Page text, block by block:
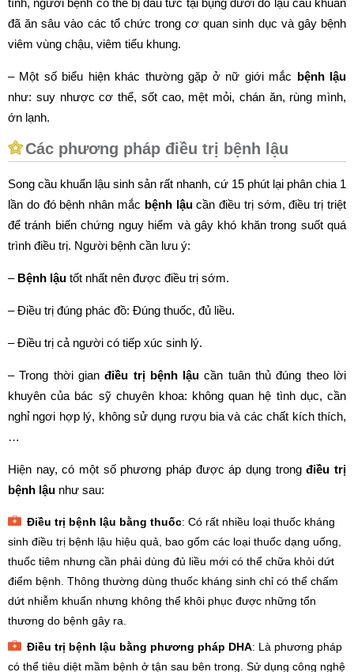
tính, người bệnh có thể bị đau tức tại bụng dưới do lậu cầu khuẩn
đã ăn sâu vào các tổ chức trong cơ quan sinh dục và gây bệnh
viêm vùng chậu, viêm tiểu khung.
– Một số biểu hiện khác thường gặp ở nữ giới mắc bệnh lậu
như: suy nhược cơ thể, sốt cao, mệt mỏi, chán ăn, rùng mình,
ớn lạnh.
Các phương pháp điều trị bệnh lậu
Song cầu khuẩn lậu sinh sản rất nhanh, cứ 15 phút lại phân chia 1
lần do đó bệnh nhân mắc bệnh lậucần điều trị sớm, điều trị triệt
để tránh biến chứng nguy hiểm và gây khó khăn trong suốt quá
trình điều trị. Người bệnh cần lưu ý:
– Bệnh lậu tốt nhất nên được điều trị sớm.
– Điều trị đúng phác đồ: Đúng thuốc, đủ liều.
– Điều trị cả người có tiếp xúc sinh lý.
– Trong thời gianđiều trị bệnh lậu cần tuân thủ đúng theo lời
khuyên của bác sỹ chuyên khoa: không quan hệ tình dục, cần
nghỉ ngơi hợp lý, không sử dụng rượu bia và các chất kích thích,
…
Hiện nay, có một số phương pháp được áp dụng trongđiều trị
bệnh lậu như sau:
Điều trị bệnh lậu bằng thuốc: Có rất nhiều loại thuốc kháng
sinh điều trị bệnh lậu hiệu quả, bao gốm các loại thuốc dạng uống,
thuốc tiêm nhưng cần phải dùng đủ liều mới có thể chữa khỏi dứt
điểm bệnh. Thông thường dùng thuốc kháng sinh chỉ có thể chấm
dứt nhiễm khuẩn nhưng không thể khôi phục được những tổn
thương do bệnh gây ra.
Điều trị bệnh lậu bằng phương pháp DHA: Là phương pháp
có thể tiêu diệt mầm bệnh ở tận sau bên trong. Sử dụng công nghệ